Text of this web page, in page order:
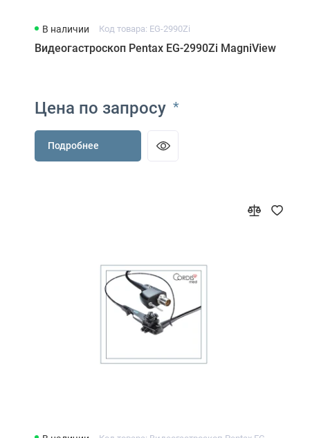
В наличии Код товара: EG-2990Zi
Видеогастроскоп Pentax EG-2990Zi MagniView
Цена по запросу *
Подробнее